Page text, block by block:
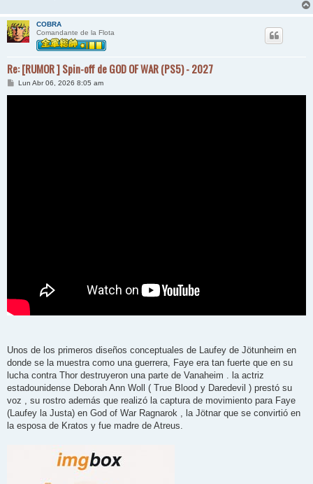
COBRA
Comandante de la Flota
Re: [RUMOR ] Spin-off de GOD OF WAR (PS5) - 2027
MLun Abr 06, 2026 8:05 am
Unos de los primeros diseños conceptuales de Laufey de Jötunheim en
donde se la muestra como una guerrera, Faye era tan fuerte que en su
lucha contra Thor destruyeron una parte de Vanaheim . la actriz
estadounidense Deborah Ann Woll ( True Blood y Daredevil ) prestó su
voz , su rostro además que realizó la captura de movimiento para Faye
(Laufey la Justa) en God of War Ragnarok , la Jötnar que se convirtió en
la esposa de Kratos y fue madre de Atreus.